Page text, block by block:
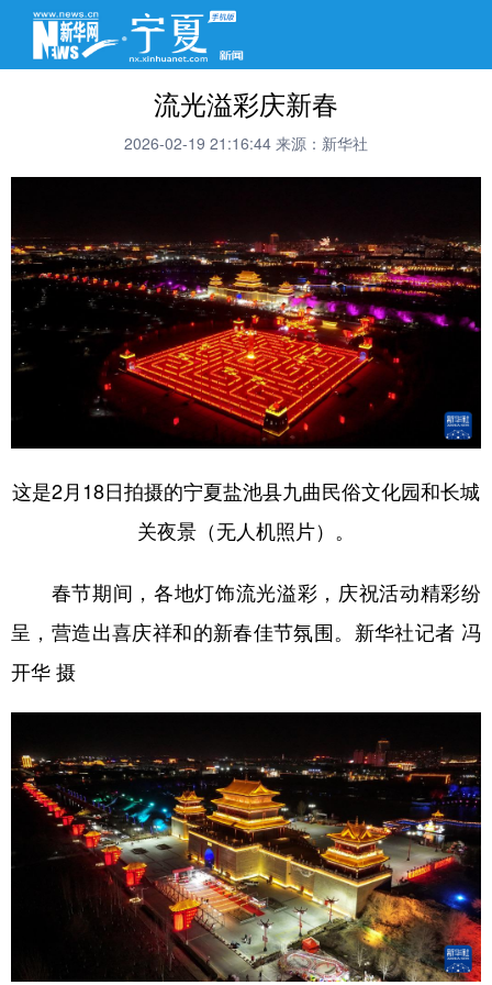
流光溢彩庆新春
2026-02-19 21:16:44 来源：新华社
这是2月18日拍摄的宁夏盐池县九曲民俗文化园和长城
关夜景（无人机照片）。
春节期间，各地灯饰流光溢彩，庆祝活动精彩纷
呈，营造出喜庆祥和的新春佳节氛围。新华社记者 冯
开华 摄